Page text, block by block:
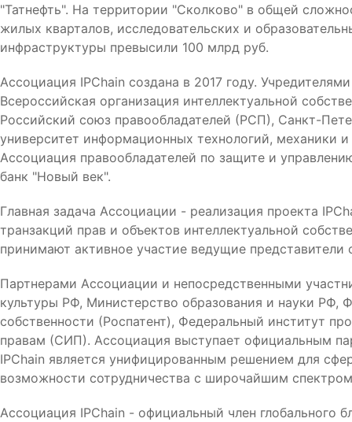
"Татнефть". На территории "Сколково" в общей
жилых кварталов, исследовательских и
инфраструктуры превысили 100 млрд руб.
Ассоциация IPChain создана в 2017 году.
Всероссийская организация интеллектуальной
Российский союз правообладателей (РСП), Санкт-
университет информационных технологий, механики
Ассоциация правообладателей по защите и
банк "Новый век".
Главная задача Ассоциации - реализация проекта
транзакций прав и объектов интеллектуальной
принимают активное участие ведущие представители
Партнерами Ассоциации и непосредственными
культуры РФ, Министерство образования и науки РФ,
собственности (Роспатент), Федеральный институт
правам (СИП). Ассоциация выступает официальным
IPChain является унифицированным решением для
возможности сотрудничества с широчайшим
Ассоциация IPChain - официальный член глобального